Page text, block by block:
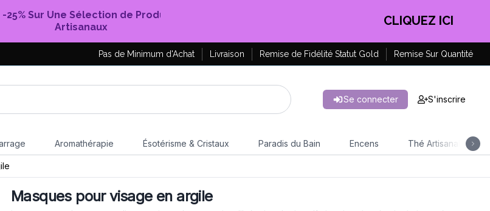
-25% Sur Une Sélection de Produits
Artisanaux
CLIQUEZ ICI
Pas de Minimum d'Achat Livraison Remise de Fidélité Statut Gold Remise Sur Quantité
Se connecter S'inscrire
Aromathérapie Ésotérisme & Cristaux Paradis du Bain Encens Thé Artisanal
Masques pour visage en argile